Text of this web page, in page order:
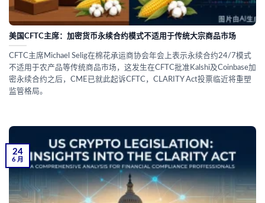
美国CFTC主席：加密货币永续合约模式不适用于传统大宗商品市场
CFTC主席Michael Selig在棉花承运商协会年会上表示永续合约24/7模式
不适用于农产品等传统商品市场，这发生在CFTC批准Kalshi及Coinbase加
密永续合约之后，CME已就此起诉CFTC，CLARITY Act投票临近将重塑
监管格局。
24
6 月